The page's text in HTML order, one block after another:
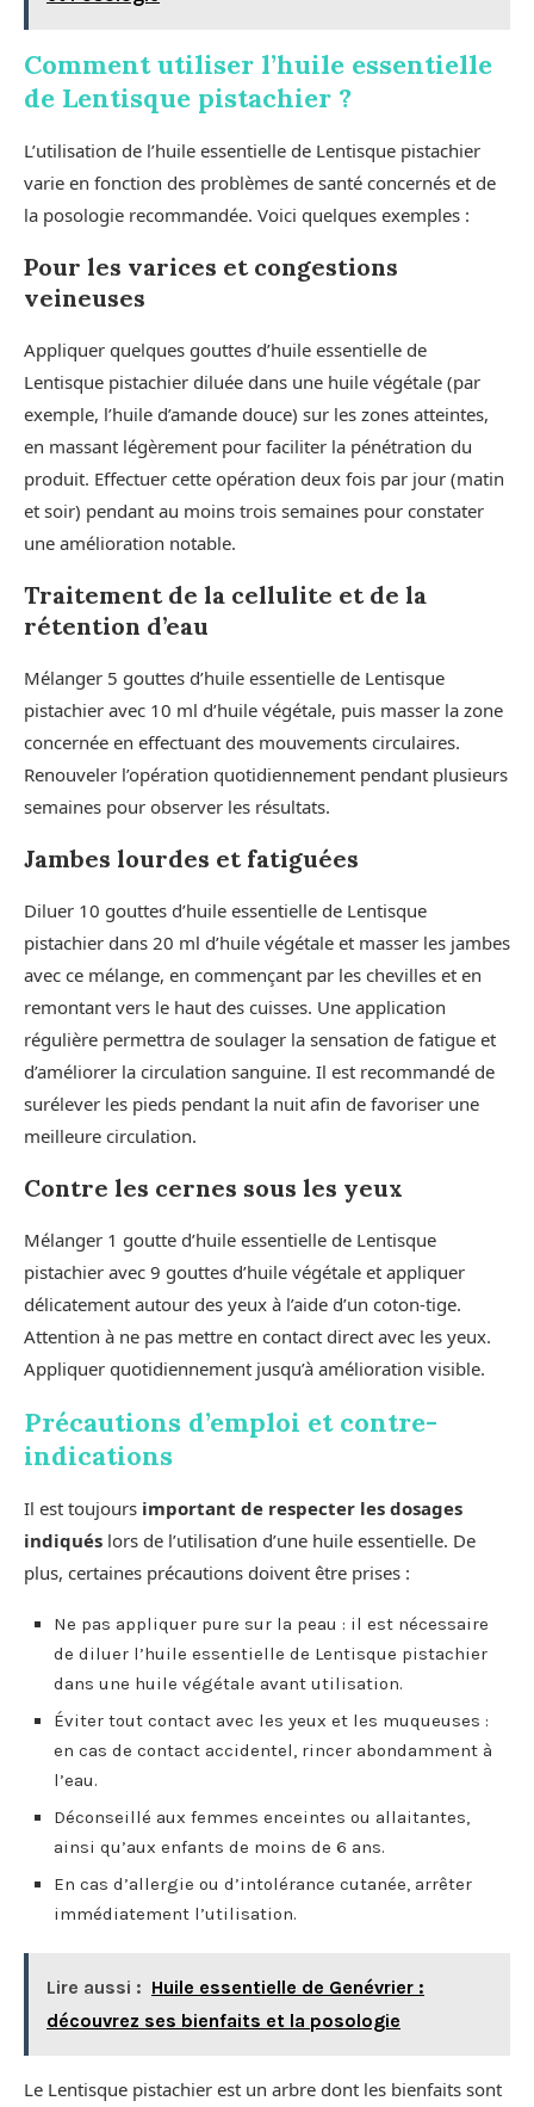
Comment utiliser l’huile essentielle
de Lentisque pistachier ?
L’utilisation de l’huile essentielle de Lentisque pistachier
varie en fonction des problèmes de santé concernés et de
la posologie recommandée. Voici quelques exemples :
Pour les varices et congestions
veineuses
Appliquer quelques gouttes d’huile essentielle de
Lentisque pistachier diluée dans une huile végétale (par
exemple, l’huile d’amande douce) sur les zones atteintes,
en massant légèrement pour faciliter la pénétration du
produit. Effectuer cette opération deux fois par jour (matin
et soir) pendant au moins trois semaines pour constater
une amélioration notable.
Traitement de la cellulite et de la
rétention d’eau
Mélanger 5 gouttes d’huile essentielle de Lentisque
pistachier avec 10 ml d’huile végétale, puis masser la zone
concernée en effectuant des mouvements circulaires.
Renouveler l’opération quotidiennement pendant plusieurs
semaines pour observer les résultats.
Jambes lourdes et fatiguées
Diluer 10 gouttes d’huile essentielle de Lentisque
pistachier dans 20 ml d’huile végétale et masser les jambes
avec ce mélange, en commençant par les chevilles et en
remontant vers le haut des cuisses. Une application
régulière permettra de soulager la sensation de fatigue et
d’améliorer la circulation sanguine. Il est recommandé de
surélever les pieds pendant la nuit afin de favoriser une
meilleure circulation.
Contre les cernes sous les yeux
Mélanger 1 goutte d’huile essentielle de Lentisque
pistachier avec 9 gouttes d’huile végétale et appliquer
délicatement autour des yeux à l’aide d’un coton-tige.
Attention à ne pas mettre en contact direct avec les yeux.
Appliquer quotidiennement jusqu’à amélioration visible.
Précautions d’emploi et contre-
indications
Il est toujours important de respecter les dosages
indiqués lors de l’utilisation d’une huile essentielle. De
plus, certaines précautions doivent être prises :
Ne pas appliquer pure sur la peau : il est nécessaire
de diluer l’huile essentielle de Lentisque pistachier
dans une huile végétale avant utilisation.
Éviter tout contact avec les yeux et les muqueuses :
en cas de contact accidentel, rincer abondamment à
l’eau.
Déconseillé aux femmes enceintes ou allaitantes,
ainsi qu’aux enfants de moins de 6 ans.
En cas d’allergie ou d’intolérance cutanée, arrêter
immédiatement l’utilisation.
Lire aussi : Huile essentielle de Genévrier :
découvrez ses bienfaits et la posologie
Le Lentisque pistachier est un arbre dont les bienfaits sont